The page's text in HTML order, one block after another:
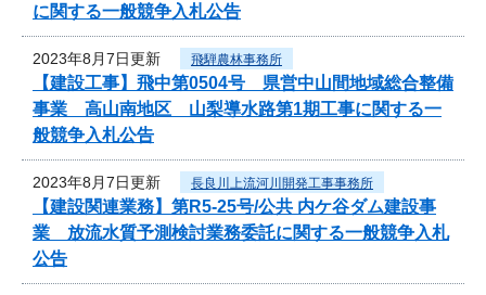
に関する一般競争入札公告
2023年8月7日更新 飛騨農林事務所
【建設工事】飛中第0504号 県営中山間地域総合整備
事業 高山南地区 山梨導水路第1期工事に関する一
般競争入札公告
2023年8月7日更新 長良川上流河川開発工事事務所
【建設関連業務】第R5-25号/公共 内ケ谷ダム建設事
業 放流水質予測検討業務委託に関する一般競争入札
公告